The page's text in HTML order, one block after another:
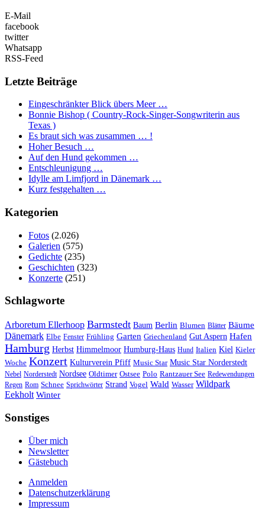
E-Mail
facebook
twitter
Whatsapp
RSS-Feed
Letzte Beiträge
Eingeschränkter Blick übers Meer …
Bonnie Bishop ( Country-Rock-Singer-Songwriterin aus
Texas )
Es braut sich was zusammen … !
Hoher Besuch …
Auf den Hund gekommen …
Entschleunigung …
Idylle am Limfjord in Dänemark …
Kurz festgehalten …
Kategorien
Fotos (2.026)
Galerien (575)
Gedichte (235)
Geschichten (323)
Konzerte (251)
Schlagworte
Arboretum Ellerhoop Barmstedt Baum Berlin Blumen Blätter Bäume
Dänemark Elbe Fenster Frühling Garten Griechenland Gut Aspern Hafen
Hamburg Herbst Himmelmoor Humburg-Haus Hund Italien Kiel Kieler
Woche Konzert Kulturverein Pfiff Music Star Music Star Norderstedt
Nebel Norderstedt Nordsee Oldtimer Ostsee Polo Rantzauer See Redewendungen
Regen Rom Schnee Sprichwörter Strand Vogel Wald Wasser Wildpark
Eekholt Winter
Sonstiges
Über mich
Newsletter
Gästebuch
Anmelden
Datenschutzerklärung
Impressum